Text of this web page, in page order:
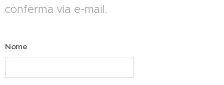
conferma via e-mail.
Nome